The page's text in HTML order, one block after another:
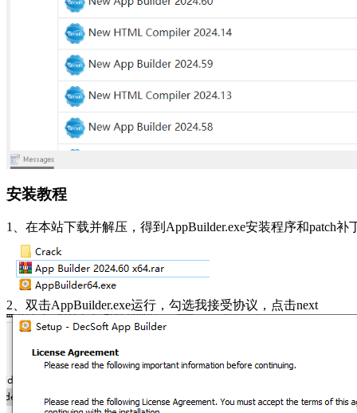
安装教程
1、在本站下载并解压，得到AppBuilder.exe安装程序和patch补
2、双击AppBuilder.exe运行，勾选我接受协议，点击next